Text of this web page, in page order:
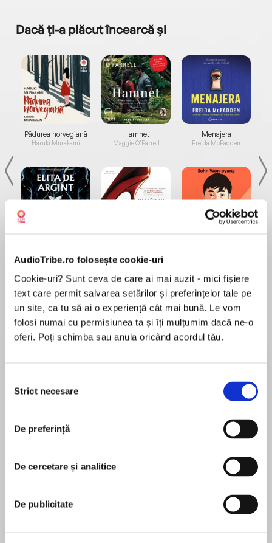
AudioTribe.ro folosește cookie-uri
Cookie-uri? Sunt ceva de care ai mai auzit - mici fișiere
text care permit salvarea setărilor și preferințelor tale pe
un site, ca tu să ai o experiență cât mai bună. Le vom
folosi numai cu permisiunea ta și îți mulțumim dacă ne-o
oferi. Poți schimba sau anula oricând acordul tău.
consimțământului
Strict necesare
De preferință
De cercetare și analitice
De publicitate
Dacă ți-a plăcut încearcă și
Pădurea norvegiană
Haruki Murakami
de...
Dani Francis
Hamnet
Maggie O'Farrell
la...
Lauren Weisberger
Menajera
Freida McFadden
Desprecarte
Washington insiders operate by a proven credo:
New
bestselling investigative reporter
Peter Schweizer has sent shockwaves through
international money flow, exposed global
În acest moment nu există recenzii
Peter Schweizer
Peter Schweizer is the president of the
Government Accountability Institute and the